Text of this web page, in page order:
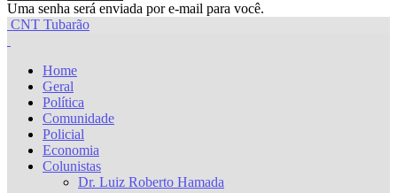
Uma senha será enviada por e-mail para você.
CNT Tubarão
Home
Geral
Política
Comunidade
Policial
Economia
Colunistas
Dr. Luiz Roberto Hamada